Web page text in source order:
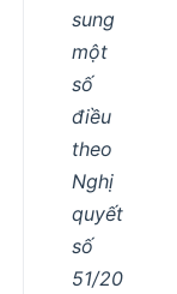
sung
một
số
điều
theo
Nghị
quyết
số
51/20